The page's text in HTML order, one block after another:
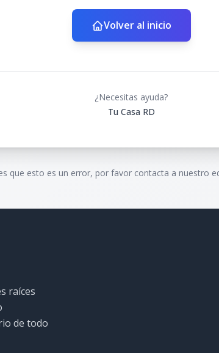
Volver al inicio
¿Necesitas ayuda?
Tu Casa RD
que esto es un error, por favor contacta a nuestro
raíces
de todo